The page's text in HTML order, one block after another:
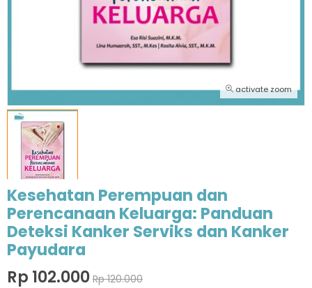
activate zoom
Kesehatan Perempuan dan
Perencanaan Keluarga: Panduan
Deteksi Kanker Serviks dan Kanker
Payudara
Rp 102.000 Rp 120.000